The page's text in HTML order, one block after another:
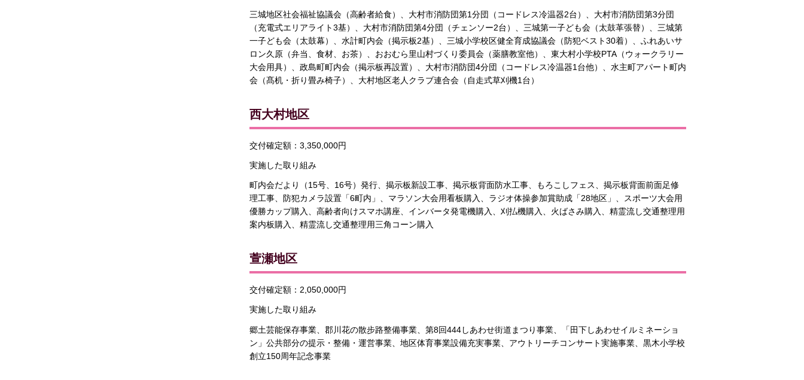
三城地区社会福祉協議会（高齢者給食）、大村市消防団第1分団（コードレス冷温器2台）、大村市消防団第3分団
（充電式エリアライト3基）、大村市消防団第4分団（チェンソー2台）、三城第一子ども会（太鼓革張替）、三城第
一子ども会（太鼓幕）、水計町内会（掲示板2基）、三城小学校区健全育成協議会（防犯ベスト30着）、ふれあいサ
ロン久原（弁当、食材、お茶）、おおむら里山村づくり委員会（薬膳教室他）、東大村小学校PTA（ウォークラリー
大会用具）、政島町町内会（掲示板再設置）、大村市消防団4分団（コードレス冷温器1台他）、水主町アパート町内
会（髙机・折り畳み椅子）、大村地区老人クラブ連合会（自走式草刈機1台）
西大村地区
交付確定額：3,350,000円
実施した取り組み
町内会だより（15号、16号）発行、揭示板新設工事、掲示板背面防水工事、もろこしフェス、揭示板背面前面足修
理工事、防犯カメラ設置「6町内」、マラソン大会用看板購入、ラジオ体操参加賞助成「28地区」、スポーツ大会用
優勝カップ購入、高齢者向けスマホ講座、インバータ発電機購入、刈払機購入、火ばさみ購入、精霊流し交通整理用
案内板購入、精霊流し交通整理用三角コーン購入
萱瀬地区
交付確定額：2,050,000円
実施した取り組み
郷土芸能保存事業、郡川花の散步路整備事業、第8回444しあわせ街道まつり事業、「田下しあわせイルミネーショ
ン」公共部分の提示・整備・運営事業、地区体育事業設備充実事業、アウトリーチコンサート実施事業、黒木小学校
創立150周年記念事業